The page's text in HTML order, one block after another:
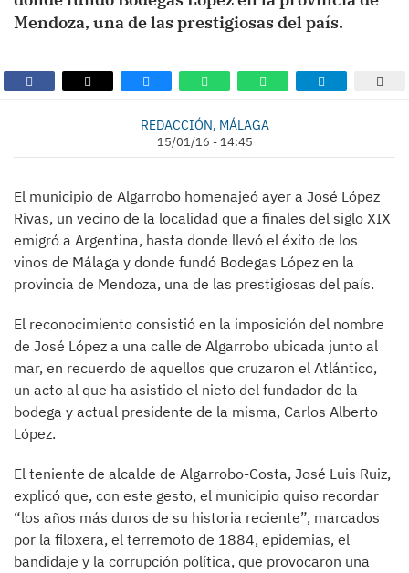
Mendoza, una de las prestigiosas del país.
REDACCIÓN, MÁLAGA
15/01/16 - 14:45
El municipio de Algarrobo homenajeó ayer a José López
Rivas, un vecino de la localidad que a finales del siglo XIX
emigró a Argentina, hasta donde llevó el éxito de los
vinos de Málaga y donde fundó Bodegas López en la
provincia de Mendoza, una de las prestigiosas del país.
El reconocimiento consistió en la imposición del nombre
de José López a una calle de Algarrobo ubicada junto al
mar, en recuerdo de aquellos que cruzaron el Atlántico,
un acto al que ha asistido el nieto del fundador de la
bodega y actual presidente de la misma, Carlos Alberto
López.
El teniente de alcalde de Algarrobo-Costa, José Luis Ruiz,
explicó que, con este gesto, el municipio quiso recordar
“los años más duros de su historia reciente”, marcados
por la filoxera, el terremoto de 1884, epidemias, el
bandidaje y la corrupción política, que provocaron una